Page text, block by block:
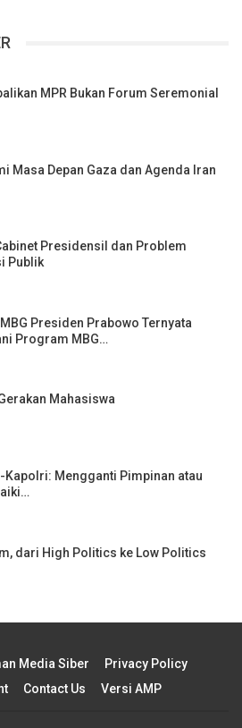
MPR Bukan Forum Seremonial
Masa Depan Gaza dan Agenda Iran
Presidensil dan Problem
Publik
Presiden Prabowo Ternyata
Program MBG…
Mahasiswa
Kapolri: Mengganti Pimpinan atau
dari High Politics ke Low Politics
Media Siber
Privacy Policy
Contact Us Versi AMP